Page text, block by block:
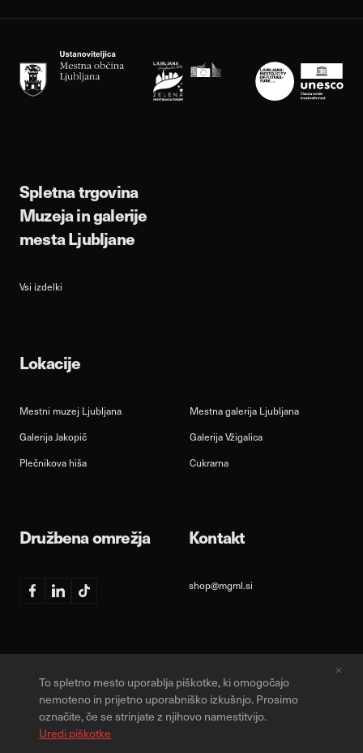
Spletna trgovina
Muzeja in galerije
mesta Ljubljane
Vsi izdelki
Lokacije
Mestni muzej Ljubljana
Mestna galerija Ljubljana
Galerija Jakopič
Galerija Vžigalica
Plečnikova hiša
Cukrarna
Družbena omrežja
Facebook
LinkedinTikTok
Kontakt
shop@mgml.si
Varstvo osebnih podatkov Obvestilo o piškotkih Splošni pogoji
Designed & Developed by
To spletno mesto uporablja piškotke, ki omogočajo
nemoteno in prijetno uporabniško izkušnjo. Prosimo
označite, če se strinjate z njihovo namestitvijo.
Uredi piškotke